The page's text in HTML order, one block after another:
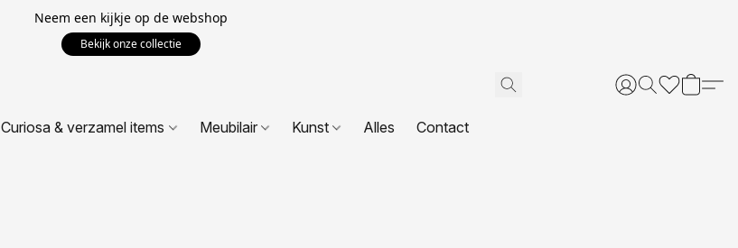
Neem een kijkje op de webshop
Bekijk onze collectie
Curiosa & verzamel items Meubilair Kunst Alles Contact